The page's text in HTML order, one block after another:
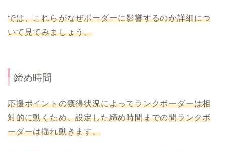
では、これらがなぜボーダーに影響するのか詳細につ
いて見てみましょう。
締め時間
応援ポイントの獲得状況によってランクボーダーは相
対的に動くため、設定した締め時間までの間ランクボ
ーダーは揺れ動きます。